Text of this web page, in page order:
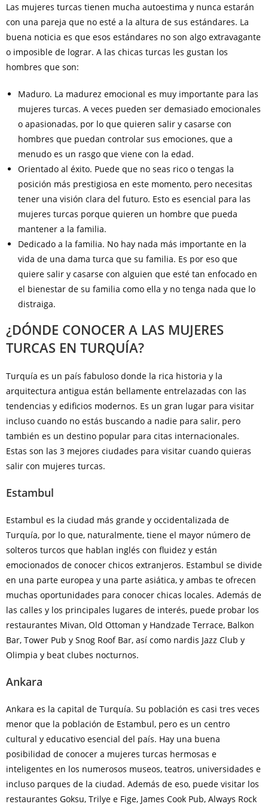
Las mujeres turcas tienen mucha autoestima y nunca estarán
con una pareja que no esté a la altura de sus estándares. La
buena noticia es que esos estándares no son algo extravagante
o imposible de lograr. A las chicas turcas les gustan los
hombres que son:
Maduro. La madurez emocional es muy importante para las
mujeres turcas. A veces pueden ser demasiado emocionales
o apasionadas, por lo que quieren salir y casarse con
hombres que puedan controlar sus emociones, que a
menudo es un rasgo que viene con la edad.
Orientado al éxito. Puede que no seas rico o tengas la
posición más prestigiosa en este momento, pero necesitas
tener una visión clara del futuro. Esto es esencial para las
mujeres turcas porque quieren un hombre que pueda
mantener a la familia.
Dedicado a la familia. No hay nada más importante en la
vida de una dama turca que su familia. Es por eso que
quiere salir y casarse con alguien que esté tan enfocado en
el bienestar de su familia como ella y no tenga nada que lo
distraiga.
¿DÓNDE CONOCER A LAS MUJERES
TURCAS EN TURQUÍA?
Turquía es un país fabuloso donde la rica historia y la
arquitectura antigua están bellamente entrelazadas con las
tendencias y edificios modernos. Es un gran lugar para visitar
incluso cuando no estás buscando a nadie para salir, pero
también es un destino popular para citas internacionales.
Estas son las 3 mejores ciudades para visitar cuando quieras
salir con mujeres turcas.
Estambul
Estambul es la ciudad más grande y occidentalizada de
Turquía, por lo que, naturalmente, tiene el mayor número de
solteros turcos que hablan inglés con fluidez y están
emocionados de conocer chicos extranjeros. Estambul se divide
en una parte europea y una parte asiática, y ambas te ofrecen
muchas oportunidades para conocer chicas locales. Además de
las calles y los principales lugares de interés, puede probar los
restaurantes Mivan, Old Ottoman y Handzade Terrace, Balkon
Bar, Tower Pub y Snog Roof Bar, así como nardis Jazz Club y
Olimpia y beat clubes nocturnos.
Ankara
Ankara es la capital de Turquía. Su población es casi tres veces
menor que la población de Estambul, pero es un centro
cultural y educativo esencial del país. Hay una buena
posibilidad de conocer a mujeres turcas hermosas e
inteligentes en los numerosos museos, teatros, universidades e
incluso parques de la ciudad. Además de eso, puede visitar los
restaurantes Goksu, Trilye e Fige, James Cook Pub, Always Rock